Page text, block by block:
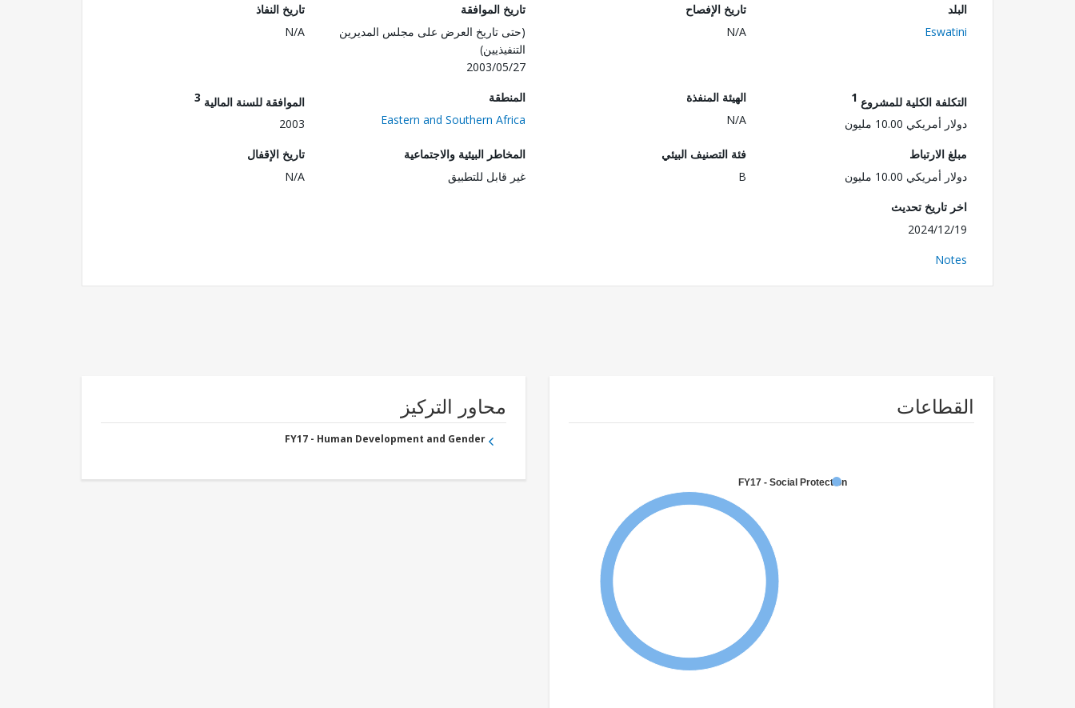
البلد
Eswatini
تاريخ الإفصاح
N/A
تاريخ الموافقة
(حتى تاريخ العرض على مجلس المديرين
التنفيذيين)
2003/05/27
تاريخ النفاذ
N/A
التكلفة الكلية للمشروع 1
دولار أمريكي 10.00 مليون
الهيئة المنفذة
N/A
المنطقة
Eastern and Southern Africa
الموافقة للسنة المالية 3
2003
مبلغ الارتباط
دولار أمريكي 10.00 مليون
فئة التصنيف البيئي
B
المخاطر البيئية والاجتماعية
غير قابل للتطبيق
تاريخ الإقفال
N/A
اخر تاريخ تحديث
2024/12/19
Notes
القطاعات
FY17 - Social Protection
محاور التركيز
FY17 - Human Development and Gender